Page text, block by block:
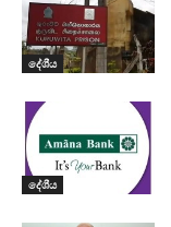
දේශීය
දේශීය